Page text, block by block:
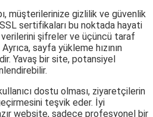
müşterilerinize gizlilik ve güvenlik
sertifikaları bu noktada hayati
verilerini şifreler ve üçüncü taraf
sayfa yükleme hızının
Yavaş bir site, potansiyel
dostu olması, ziyaretçilerin
teşvik eder. İyi
website, sadece profesyonel bir